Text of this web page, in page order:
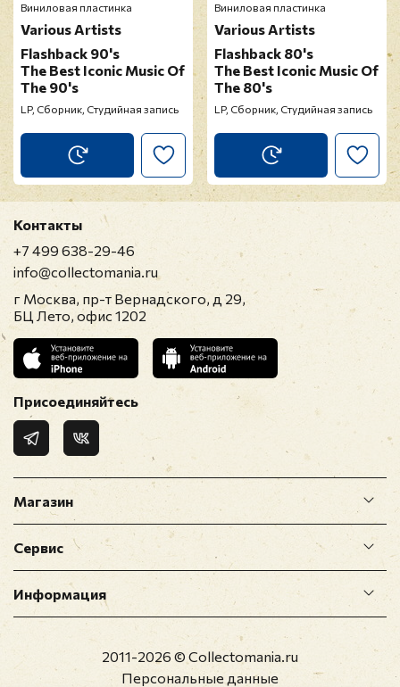
Виниловая пластинка
Various Artists
Flashback 90's
The Best Iconic Music Of
The 90's
LP, Сборник, Студийная запись
Виниловая пластинка
Various Artists
Flashback 80's
The Best Iconic Music Of
The 80's
LP, Сборник, Студийная запись
Магазин
Сервис
Информация
Контакты
+7 499 638-29-46
info@collectomania.ru
г Москва, пр-т Вернадского, д 29,
БЦ Лето, офис 1202
Присоединяйтесь
2011-2026 © Collectomania.ru
Персональные данные